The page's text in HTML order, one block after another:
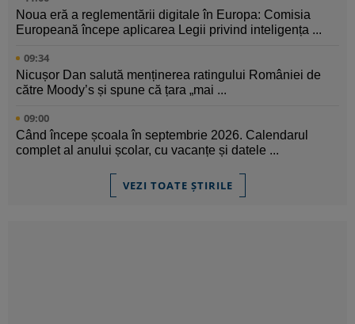
Noua eră a reglementării digitale în Europa: Comisia
Europeană începe aplicarea Legii privind inteligența ...
09:34
Nicușor Dan salută menținerea ratingului României de
către Moody’s și spune că țara „mai ...
09:00
Când începe școala în septembrie 2026. Calendarul
complet al anului școlar, cu vacanțe și datele ...
VEZI TOATE ȘTIRILE